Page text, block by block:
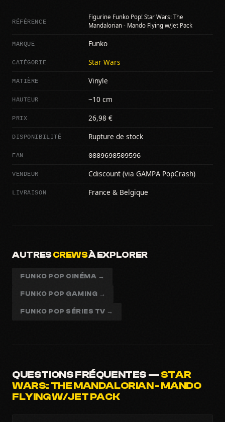
RÉFÉRENCE
Figurine Funko Pop! Star Wars: The
Mandalorian - Mando Flying w/Jet Pack
MARQUE Funko
CATÉGORIE Star Wars
MATIÈRE Vinyle
HAUTEUR ~10 cm
PRIX 26,98 €
DISPONIBILITÉ Rupture de stock
EAN 0889698509596
VENDEUR Cdiscount (via GAMPA PopCrash)
LIVRAISON France & Belgique
AUTRESCREWSÀ EXPLORER
FUNKO POP CINÉMA →
FUNKO POP GAMING →
FUNKO POP SÉRIES TV →
QUESTIONS FRÉQUENTES —STAR
WARS: THE MANDALORIAN - MANDO
FLYING W/JET PACK